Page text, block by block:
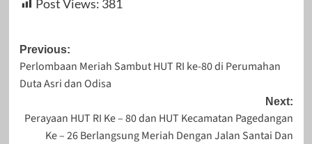
Redaksi
2023
Post Views: 381
Post
navigation
Previous:
Perlombaan Meriah Sambut HUT RI ke-80 di Perumahan
Duta Asri dan Odisa
Next:
Perayaan HUT RI Ke – 80 dan HUT Kecamatan Pagedangan
Ke – 26 Berlangsung Meriah Dengan Jalan Santai Dan